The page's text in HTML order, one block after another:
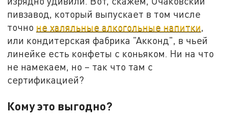
пивзавод, который выпускает в том числе
точно не халяльные алкогольные напитки,
или кондитерская фабрика "Акконд", в чьей
линейке есть конфеты с коньяком. Ни на что
не намекаем, но – так что там с
сертификацией?
Кому это выгодно?